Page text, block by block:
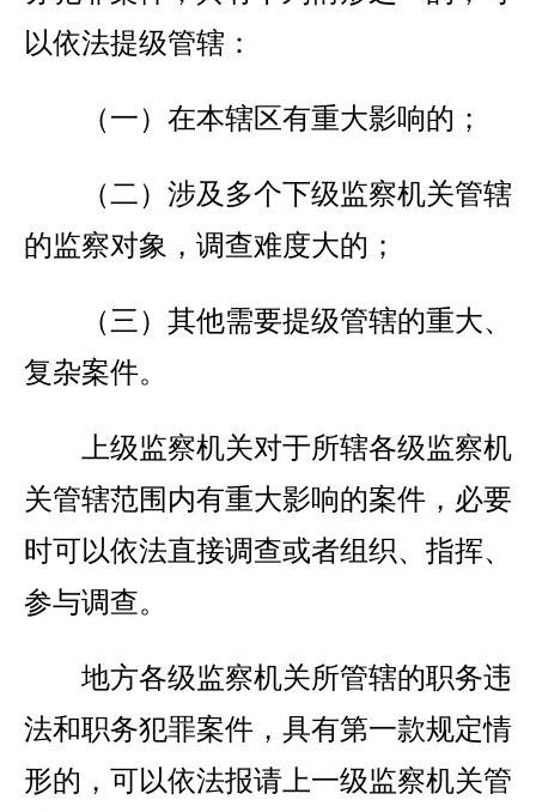
以依法提级管辖：
（一）在本辖区有重大影响的；
（二）涉及多个下级监察机关管辖
的监察对象，调查难度大的；
（三）其他需要提级管辖的重大、
复杂案件。
上级监察机关对于所辖各级监察机
关管辖范围内有重大影响的案件，必要
时可以依法直接调查或者组织、指挥、
参与调查。
地方各级监察机关所管辖的职务违
法和职务犯罪案件，具有第一款规定情
形的，可以依法报请上一级监察机关管